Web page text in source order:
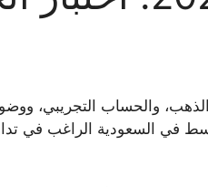
والحساب التجريبي،
في السعودية الراغب في